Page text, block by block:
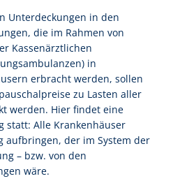
Unterdeckungen in den
die im Rahmen von
Kassenärztlichen
in
erbracht werden, sollen
zu Lasten aller
werden. Hier findet eine
statt: Alle Krankenhäuser
aufbringen, der im System der
– bzw. von den
wäre.